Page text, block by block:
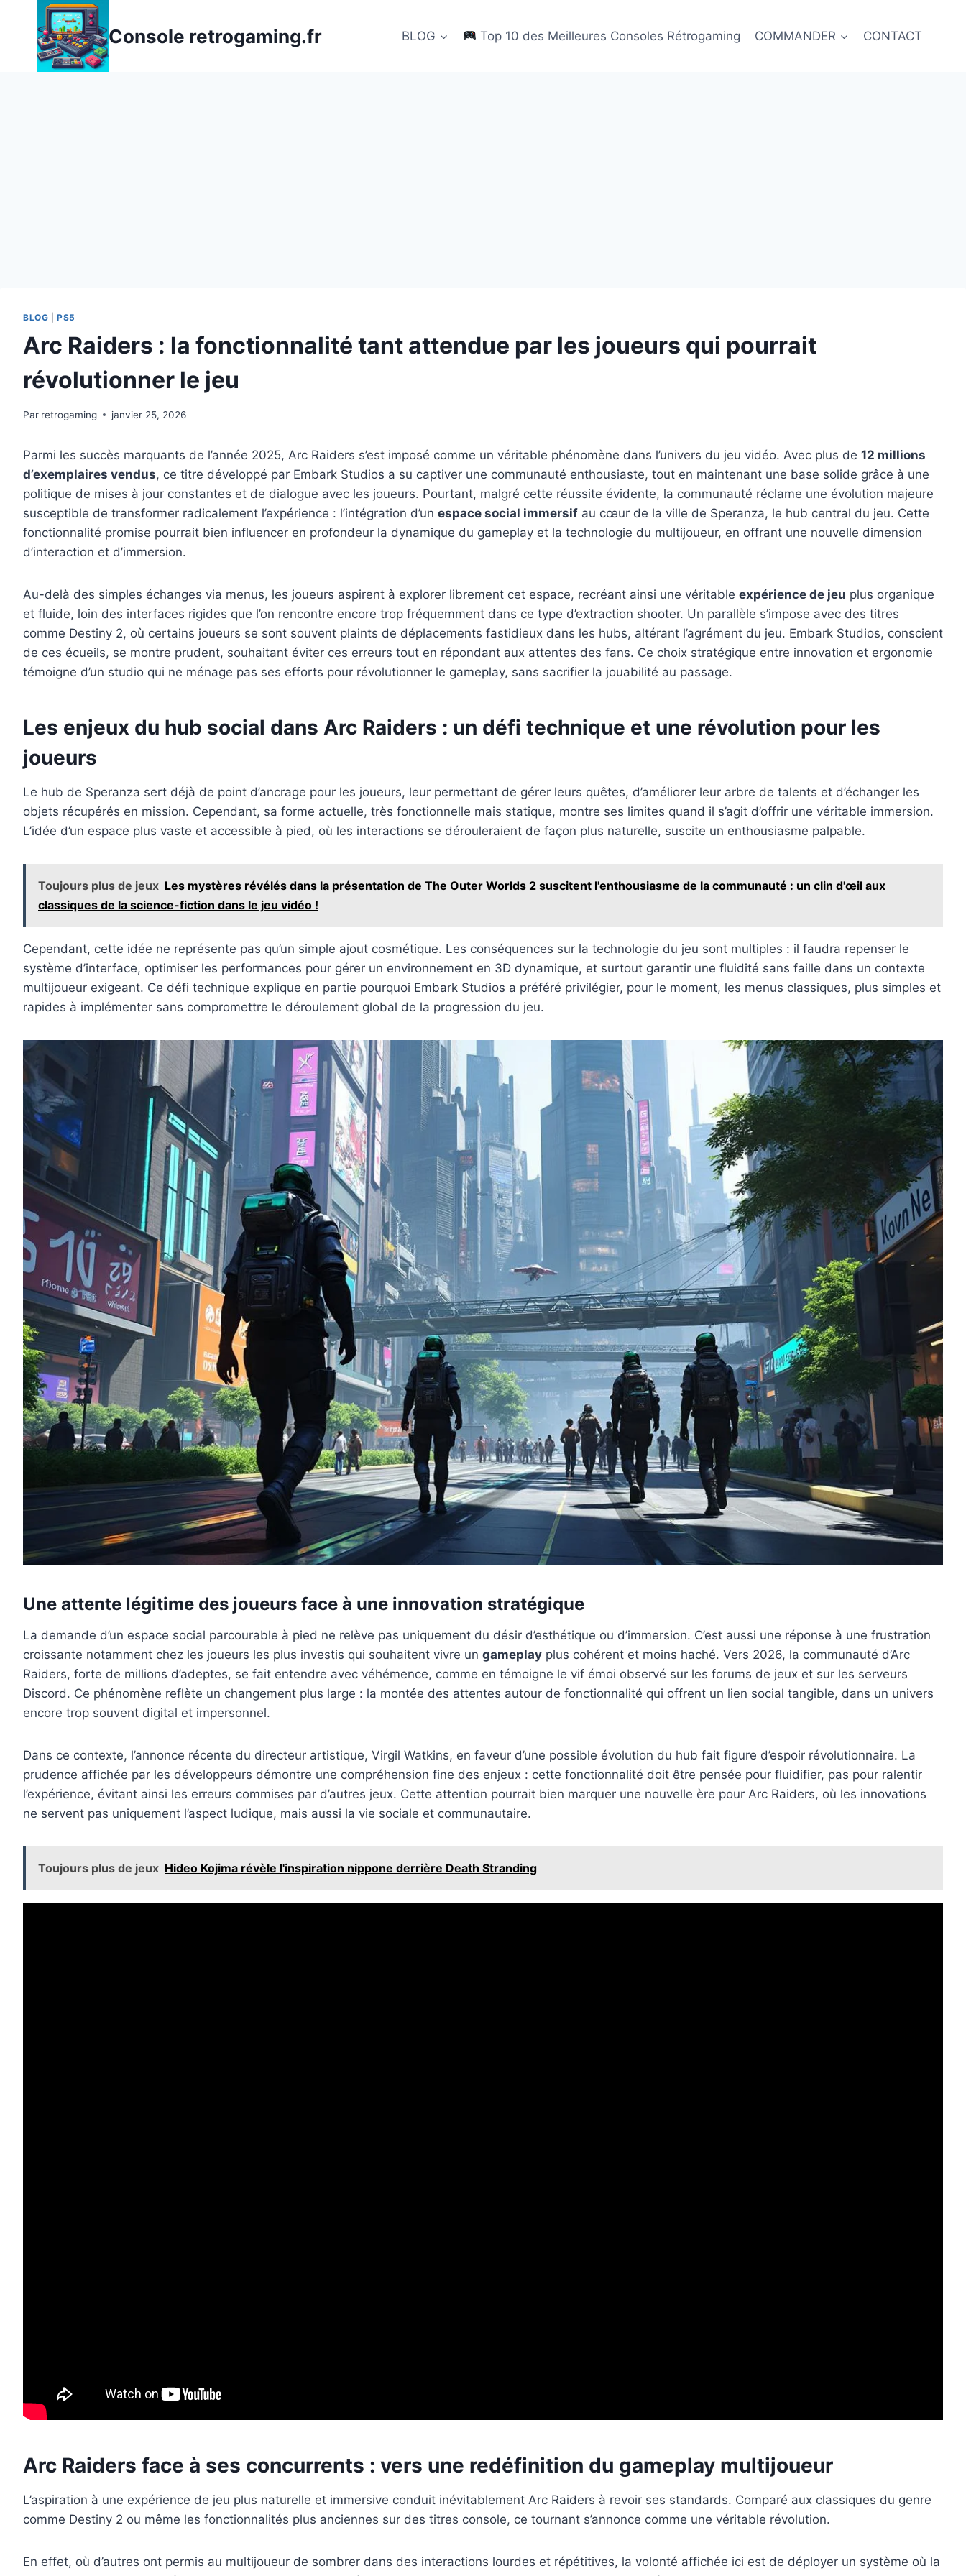
contenu
Console retrogaming.fr BLOG Top 10 des Meilleures Consoles Rétrogaming COMMANDER CONTACT
BLOG |PS5
Arc Raiders : la fonctionnalité tant attendue par les joueurs qui pourrait
révolutionner le jeu
Par retrogaming janvier 25, 2026
Parmi les succès marquants de l’année 2025, Arc Raiders s’est imposé comme un véritable phénomène dans l’univers du jeu vidéo. Avec plus de 12 millions
d’exemplaires vendus, ce titre développé par Embark Studios a su captiver une communauté enthousiaste, tout en maintenant une base solide grâce à une
politique de mises à jour constantes et de dialogue avec les joueurs. Pourtant, malgré cette réussite évidente, la communauté réclame une évolution majeure
susceptible de transformer radicalement l’expérience : l’intégration d’un espace social immersif au cœur de la ville de Speranza, le hub central du jeu. Cette
fonctionnalité promise pourrait bien influencer en profondeur la dynamique du gameplay et la technologie du multijoueur, en offrant une nouvelle dimension
d’interaction et d’immersion.
Au-delà des simples échanges via menus, les joueurs aspirent à explorer librement cet espace, recréant ainsi une véritable expérience de jeu plus organique
et fluide, loin des interfaces rigides que l’on rencontre encore trop fréquemment dans ce type d’extraction shooter. Un parallèle s’impose avec des titres
comme Destiny 2, où certains joueurs se sont souvent plaints de déplacements fastidieux dans les hubs, altérant l’agrément du jeu. Embark Studios, conscient
de ces écueils, se montre prudent, souhaitant éviter ces erreurs tout en répondant aux attentes des fans. Ce choix stratégique entre innovation et ergonomie
témoigne d’un studio qui ne ménage pas ses efforts pour révolutionner le gameplay, sans sacrifier la jouabilité au passage.
Les enjeux du hub social dans Arc Raiders : un défi technique et une révolution pour les
joueurs
Le hub de Speranza sert déjà de point d’ancrage pour les joueurs, leur permettant de gérer leurs quêtes, d’améliorer leur arbre de talents et d’échanger les
objets récupérés en mission. Cependant, sa forme actuelle, très fonctionnelle mais statique, montre ses limites quand il s’agit d’offrir une véritable immersion.
L’idée d’un espace plus vaste et accessible à pied, où les interactions se dérouleraient de façon plus naturelle, suscite un enthousiasme palpable.
Toujours plus de jeux Les mystères révélés dans la présentation de The Outer Worlds 2 suscitent l'enthousiasme de la communauté : un clin d'œil aux
classiques de la science-fiction dans le jeu vidéo !
Cependant, cette idée ne représente pas qu’un simple ajout cosmétique. Les conséquences sur la technologie du jeu sont multiples : il faudra repenser le
système d’interface, optimiser les performances pour gérer un environnement en 3D dynamique, et surtout garantir une fluidité sans faille dans un contexte
multijoueur exigeant. Ce défi technique explique en partie pourquoi Embark Studios a préféré privilégier, pour le moment, les menus classiques, plus simples et
rapides à implémenter sans compromettre le déroulement global de la progression du jeu.
Une attente légitime des joueurs face à une innovation stratégique
La demande d’un espace social parcourable à pied ne relève pas uniquement du désir d’esthétique ou d’immersion. C’est aussi une réponse à une frustration
croissante notamment chez les joueurs les plus investis qui souhaitent vivre un gameplay plus cohérent et moins haché. Vers 2026, la communauté d’Arc
Raiders, forte de millions d’adeptes, se fait entendre avec véhémence, comme en témoigne le vif émoi observé sur les forums de jeux et sur les serveurs
Discord. Ce phénomène reflète un changement plus large : la montée des attentes autour de fonctionnalité qui offrent un lien social tangible, dans un univers
encore trop souvent digital et impersonnel.
Dans ce contexte, l’annonce récente du directeur artistique, Virgil Watkins, en faveur d’une possible évolution du hub fait figure d’espoir révolutionnaire. La
prudence affichée par les développeurs démontre une compréhension fine des enjeux : cette fonctionnalité doit être pensée pour fluidifier, pas pour ralentir
l’expérience, évitant ainsi les erreurs commises par d’autres jeux. Cette attention pourrait bien marquer une nouvelle ère pour Arc Raiders, où les innovations
ne servent pas uniquement l’aspect ludique, mais aussi la vie sociale et communautaire.
Toujours plus de jeux Hideo Kojima révèle l'inspiration nippone derrière Death Stranding
Arc Raiders face à ses concurrents : vers une redéfinition du gameplay multijoueur
L’aspiration à une expérience de jeu plus naturelle et immersive conduit inévitablement Arc Raiders à revoir ses standards. Comparé aux classiques du genre
comme Destiny 2 ou même les fonctionnalités plus anciennes sur des titres console, ce tournant s’annonce comme une véritable révolution.
En effet, où d’autres ont permis au multijoueur de sombrer dans des interactions lourdes et répétitives, la volonté affichée ici est de déployer un système où la